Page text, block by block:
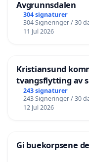
Movafagh, Hilde
Metodistkirkens
Munz, Marianne,
forfatter
Nylenna, Helge,
norske kirke
Pettersen, Erling,
klimautvalg
Avgrunnsdalen
304 signaturer
304 Signeringer / 30
11 Jul 2026
Kristiansund
tvangsflytting av
243 signaturer
243 Signeringer / 30
12 Jul 2026
Gi buekorpsene